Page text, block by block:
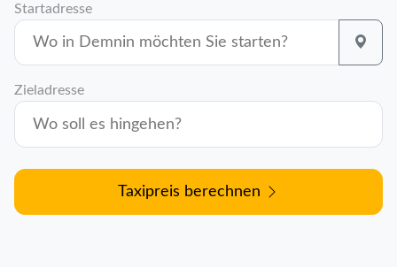
Startadresse
Zieladresse
Taxipreis berechnen